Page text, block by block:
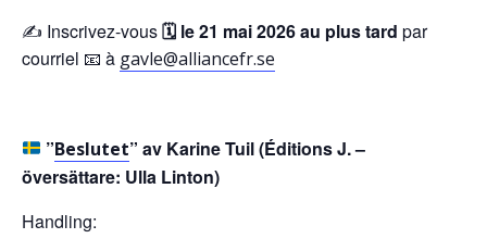
✍ Inscrivez-vous🗓️ le 21 mai 2026 au plus tard par
courriel 📧 à gavle@alliancefr.se
”Beslutet” av Karine Tuil(Éditions J. –
översättare: Ulla Linton)
Handling: